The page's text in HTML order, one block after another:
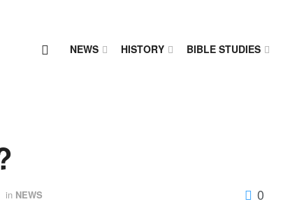
NEWS HISTORY BIBLE STUDIES
in NEWS 0